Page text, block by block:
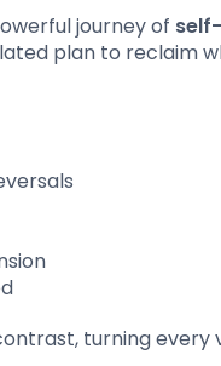
journey of
plan to reclaim
turning